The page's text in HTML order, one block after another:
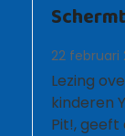
22 februari
Lezing
kinderen
Pit!, geeft